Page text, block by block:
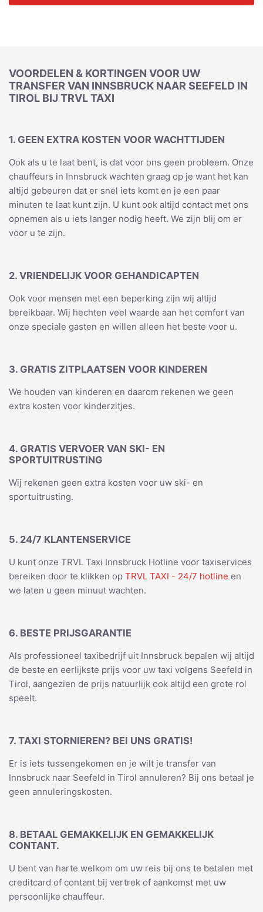
VOORDELEN & KORTINGEN VOOR UW
TRANSFER VAN INNSBRUCK NAAR SEEFELD IN
TIROL BIJ TRVL TAXI
1. GEEN EXTRA KOSTEN VOOR WACHTTIJDEN
Ook als u te laat bent, is dat voor ons geen probleem. Onze
chauffeurs in Innsbruck wachten graag op je want het kan
altijd gebeuren dat er snel iets komt en je een paar
minuten te laat kunt zijn. U kunt ook altijd contact met ons
opnemen als u iets langer nodig heeft. We zijn blij om er
voor u te zijn.
2. VRIENDELIJK VOOR GEHANDICAPTEN
Ook voor mensen met een beperking zijn wij altijd
bereikbaar. Wij hechten veel waarde aan het comfort van
onze speciale gasten en willen alleen het beste voor u.
3. GRATIS ZITPLAATSEN VOOR KINDEREN
We houden van kinderen en daarom rekenen we geen
extra kosten voor kinderzitjes.
4. GRATIS VERVOER VAN SKI- EN
SPORTUITRUSTING
Wij rekenen geen extra kosten voor uw ski- en
sportuitrusting.
5. 24/7 KLANTENSERVICE
U kunt onze TRVL Taxi Innsbruck Hotline voor taxiservices
bereiken door te klikken op TRVL TAXI - 24/7 hotline en
we laten u geen minuut wachten.
6. BESTE PRIJSGARANTIE
Als professioneel taxibedrijf uit Innsbruck bepalen wij altijd
de beste en eerlijkste prijs voor uw taxi volgens Seefeld in
Tirol, aangezien de prijs natuurlijk ook altijd een grote rol
speelt.
7. TAXI STORNIEREN? BEI UNS GRATIS!
Er is iets tussengekomen en je wilt je transfer van
Innsbruck naar Seefeld in Tirol annuleren? Bij ons betaal je
geen annuleringskosten.
8. BETAAL GEMAKKELIJK EN GEMAKKELIJK
CONTANT.
U bent van harte welkom om uw reis bij ons te betalen met
creditcard of contant bij vertrek of aankomst met uw
persoonlijke chauffeur.